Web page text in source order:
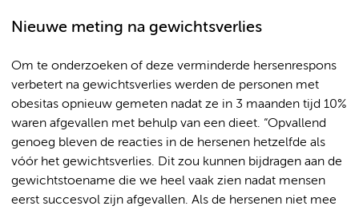
Nieuwe meting na gewichtsverlies
Om te onderzoeken of deze verminderde hersenrespons
verbetert na gewichtsverlies werden de personen met
obesitas opnieuw gemeten nadat ze in 3 maanden tijd 10%
waren afgevallen met behulp van een dieet. “Opvallend
genoeg bleven de reacties in de hersenen hetzelfde als
vóór het gewichtsverlies. Dit zou kunnen bijdragen aan de
gewichtstoename die we heel vaak zien nadat mensen
eerst succesvol zijn afgevallen. Als de hersenen niet mee